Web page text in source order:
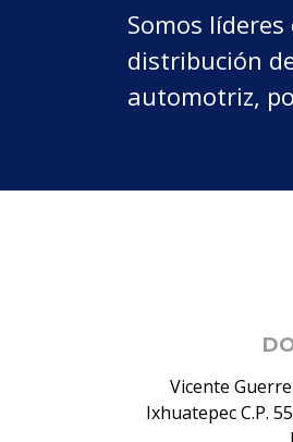
Somos
distribución
automotriz,
Vicente
Ixhuatepec C.P.